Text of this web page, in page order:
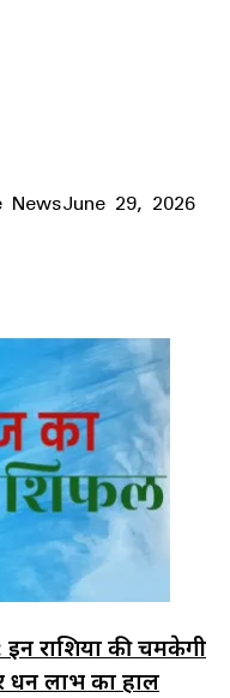
NewsJune 29, 2026
राशियों की चमकेगी
धन लाभ का हाल